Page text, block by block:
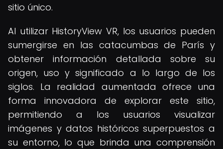
sitio único.
Al utilizar HistoryView VR, los usuarios pueden
sumergirse en las catacumbas de París y
obtener información detallada sobre su
origen, uso y significado a lo largo de los
siglos. La realidad aumentada ofrece una
forma innovadora de explorar este sitio,
permitiendo a los usuarios visualizar
imágenes y datos históricos superpuestos a
su entorno, lo que brinda una comprensión